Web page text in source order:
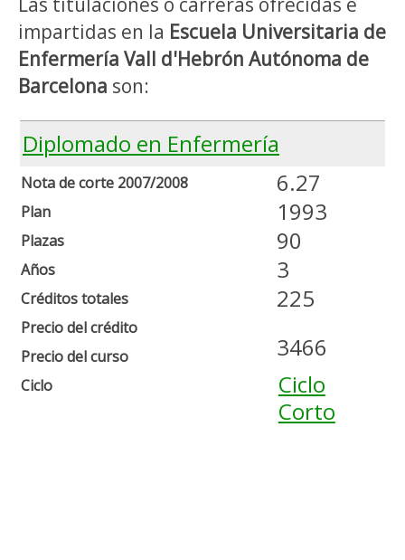
impartidas en la Escuela Universitaria de
Enfermería Vall d'Hebrón Autónoma de
Barcelona son:
Diplomado en Enfermería
Nota de corte 2007/2008
Plan
Plazas
Años
Créditos totales
Precio del crédito
Precio del curso
Ciclo
6.27
1993
90
3
225
3466
Ciclo
Corto